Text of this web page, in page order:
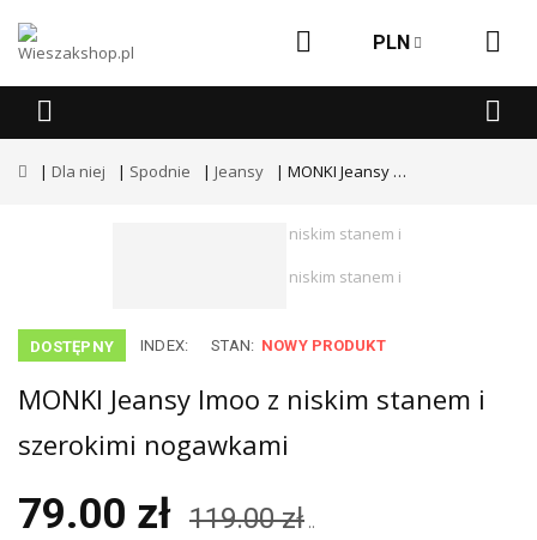
PLN
Dla niej Spodnie Jeansy MONKI Jeansy Imoo z niskim stanem i szerokimi nogawkami
DOSTĘPNY INDEX: STAN: NOWY PRODUKT
MONKI Jeansy Imoo z niskim stanem i
szerokimi nogawkami
79.00 zł 119.00 zł ..